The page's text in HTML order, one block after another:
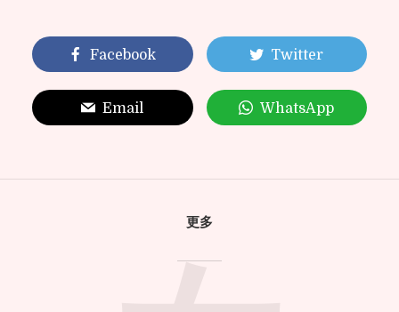
Facebook Twitter
Email WhatsApp
更多